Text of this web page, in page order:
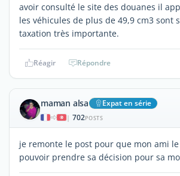
avoir consulté le site des douanes il
les véhicules de plus de 49,9 cm3 sont
taxation très importante.
Réagir Répondre
maman alsa Expat en série
| 702POSTS
je remonte le post pour que mon ami
pouvoir prendre sa décision pour sa